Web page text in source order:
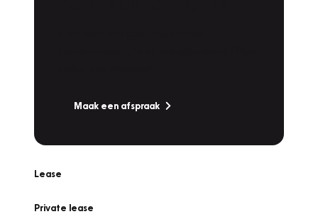
Maak een afspraak
Lease
Private lease